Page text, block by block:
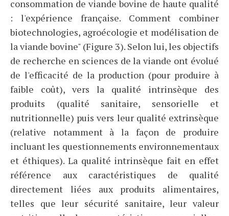
consommation de viande bovine de haute qualité
: l'expérience française. Comment combiner
biotechnologies, agroécologie et modélisation de
la viande bovine" (Figure 3). Selon lui, les objectifs
de recherche en sciences de la viande ont évolué
de l'efficacité de la production (pour produire à
faible coût), vers la qualité intrinsèque des
produits (qualité sanitaire, sensorielle et
nutritionnelle) puis vers leur qualité extrinsèque
(relative notamment à la façon de produire
incluant les questionnements environnementaux
et éthiques). La qualité intrinsèque fait en effet
référence aux caractéristiques de qualité
directement liées aux produits alimentaires,
telles que leur sécurité sanitaire, leur valeur